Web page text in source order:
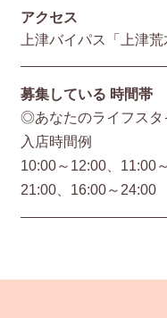
アクセス
上津バイパス「上津
募集している 時間帯
◎あなたのライフス
入店時間例
10:00～12:00、11:00
21:00、16:00～24:00